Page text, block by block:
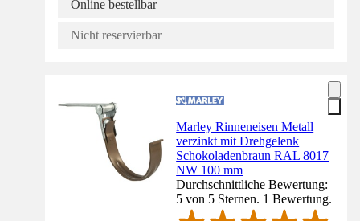
Online bestellbar
Nicht reservierbar
Marley Rinneneisen Metall
verzinkt mit Drehgelenk
Schokoladenbraun RAL 8017
NW 100 mm
Durchschnittliche Bewertung:
5 von 5 Sternen. 1 Bewertung.